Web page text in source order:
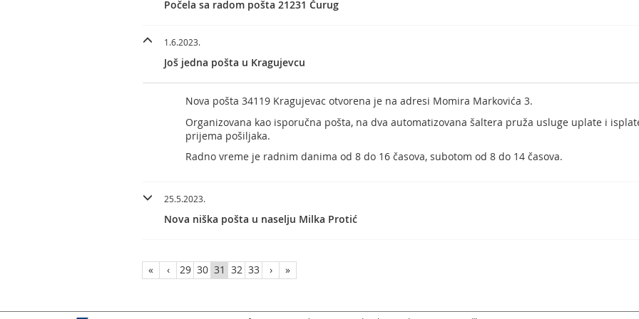
Počela sa radom pošta 21231 Čurug
1.6.2023.
Još jedna pošta u Kragujevcu
Nova pošta 34119 Kragujevac otvorena je na adresi Momira Markovića 3.
Organizovana kao isporučna pošta, na dva automatizovana šaltera pruža usluge uplate i
prijema pošiljaka.
Radno vreme je radnim danima od 8 do 16 časova, subotom od 8 do 14 časova.
25.5.2023.
Nova niška pošta u naselju Milka Protić
« ‹ 29 30 31 32 33 › »